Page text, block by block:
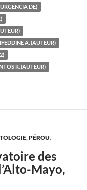
DE)
A. (AUTEUR)
R. (AUTEUR)
,PÉROU,
des
Mayo,